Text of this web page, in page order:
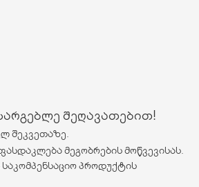
შეღავათებით!
შეკვეთაზე.
მეგობრების მოწვევისას.
პროდუქტის